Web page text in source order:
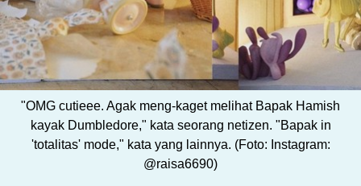
"OMG cutieee. Agak meng-kaget melihat Bapak Hamish
kayak Dumbledore," kata seorang netizen. "Bapak in
'totalitas' mode," kata yang lainnya. (Foto: Instagram:
@raisa6690)